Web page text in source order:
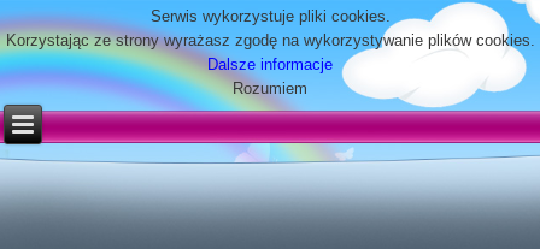
Serwis wykorzystuje pliki cookies.
Korzystając ze strony wyrażasz zgodę na wykorzystywanie plików cookies.
Dalsze informacje
Rozumiem